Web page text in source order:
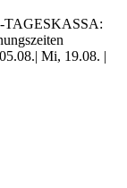
Mi, 19.08. |